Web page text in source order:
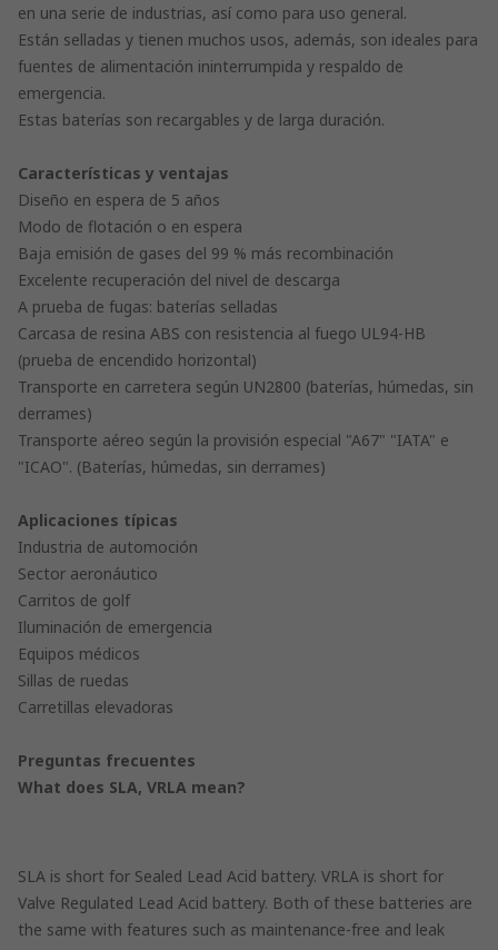
en una serie de industrias, así como para uso general.
Están selladas y tienen muchos usos, además, son ideales para
fuentes de alimentación ininterrumpida y respaldo de
emergencia.
Estas baterías son recargables y de larga duración.
Características y ventajas
Diseño en espera de 5 años
Modo de flotación o en espera
Baja emisión de gases del 99 % más recombinación
Excelente recuperación del nivel de descarga
A prueba de fugas: baterías selladas
Carcasa de resina ABS con resistencia al fuego UL94-HB
(prueba de encendido horizontal)
Transporte en carretera según UN2800 (baterías, húmedas, sin
derrames)
Transporte aéreo según la provisión especial "A67" "IATA" e
"ICAO". (Baterías, húmedas, sin derrames)
Aplicaciones típicas
Industria de automoción
Sector aeronáutico
Carritos de golf
Iluminación de emergencia
Equipos médicos
Sillas de ruedas
Carretillas elevadoras
Preguntas frecuentes
What does SLA, VRLA mean?
SLA is short for Sealed Lead Acid battery. VRLA is short for
Valve Regulated Lead Acid battery. Both of these batteries are
the same with features such as maintenance-free and leak